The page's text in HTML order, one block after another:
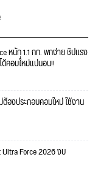
หนัก 1.1 กก. พกง่าย ชิปแรง
คอมใ่หม่แน่นอน!!
องประกอบคอมใหม่ ใช้งาน
Ultra Force 2026 งบ